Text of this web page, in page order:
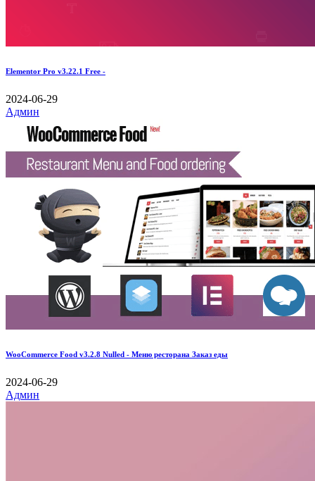
Elementor Pro v3.22.1 Free -
2024-06-29
Админ
WooCommerce Food v3.2.8 Nulled - Меню ресторана Заказ еды
2024-06-29
Админ